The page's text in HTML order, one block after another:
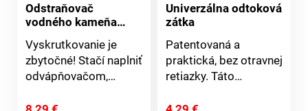
Odstraňovač
vodného kameňa
Vyskrutkovanie je
zbytočné! Stačí naplniť
odvápňovačom,
nechať krátko pôsobiť
Univerzálna odtoková
zátka
Patentovaná a
praktická, bez otravnej
retiazky. Táto
zátka zaručene tesná -